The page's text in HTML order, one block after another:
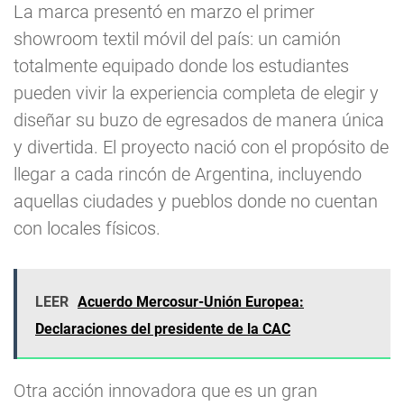
La marca presentó en marzo el primer
showroom textil móvil del país: un camión
totalmente equipado donde los estudiantes
pueden vivir la experiencia completa de elegir y
diseñar su buzo de egresados de manera única
y divertida. El proyecto nació con el propósito de
llegar a cada rincón de Argentina, incluyendo
aquellas ciudades y pueblos donde no cuentan
con locales físicos.
LEER Acuerdo Mercosur-Unión Europea:
Declaraciones del presidente de la CAC
Otra acción innovadora que es un gran